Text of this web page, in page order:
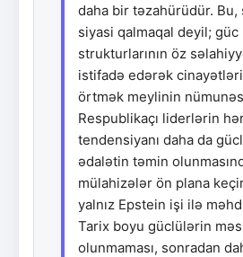
daha bir təzahürüdür. Bu,
siyasi qalmaqal deyil; güc
strukturlarının öz
istifadə edərək
örtmək meylinin
Respublikaçı liderlərin
tendensiyanı daha da
ədalətin təmin
mülahizələr ön plana
yalnız Epstein işi ilə
Tarix boyu güclülərin
olunmaması, sonradan